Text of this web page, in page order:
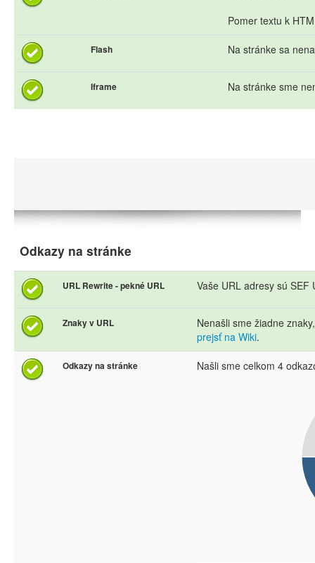
Pomer textu k
Flash Na stránke sa
Iframe Na stránke sme
Odkazy na stránke
URL Rewrite - pekné URL Vaše URL adresy sú
Znaky v URL
Nenašli sme žiadne
prejsť na Wiki.
Odkazy na stránke Našli sme celkom 4